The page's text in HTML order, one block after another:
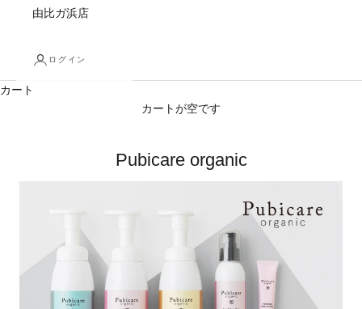
由比ガ浜店
ログイン
カート
カートが空です
Pubicare organic